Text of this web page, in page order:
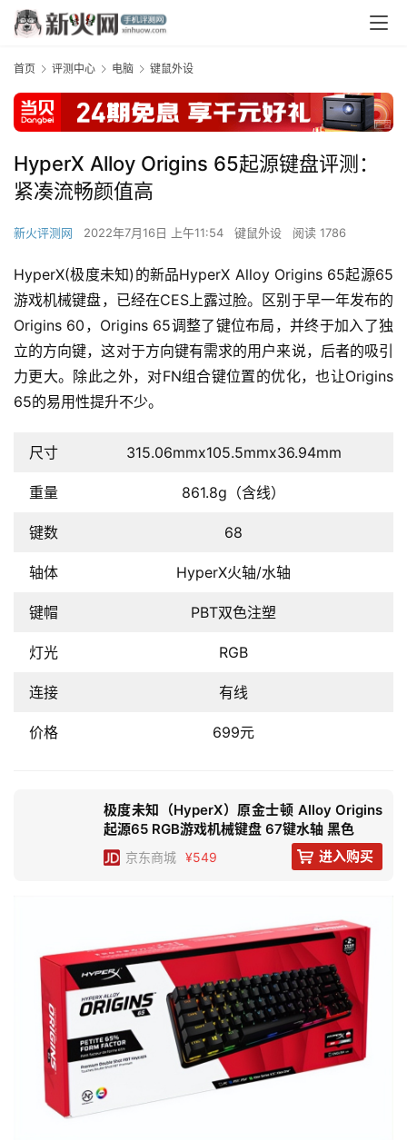
首页 评测中心 电脑 键鼠外设
HyperX Alloy Origins 65起源键盘评测：
紧凑流畅颜值高
新火评测网 2022年7月16日 上午11:54 键鼠外设 阅读 1786
HyperX(极度未知)的新品HyperX Alloy Origins 65起源65
游戏机械键盘，已经在CES上露过脸。区别于早一年发布的
Origins 60，Origins 65调整了键位布局，并终于加入了独
立的方向键，这对于方向键有需求的用户来说，后者的吸引
力更大。除此之外，对FN组合键位置的优化，也让Origins
65的易用性提升不少。
尺寸 315.06mmx105.5mmx36.94mm
重量 861.8g（含线）
键数 68
轴体 HyperX火轴/水轴
键帽 PBT双色注塑
灯光 RGB
连接 有线
价格 699元
极度未知（HyperX）原金士顿 Alloy Origins
起源65 RGB游戏机械键盘 67键水轴 黑色
京东商城 ¥549 进入购买